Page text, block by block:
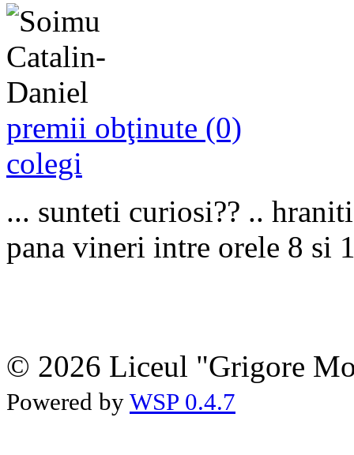
premii obţinute (0)
colegi
... sunteti curiosi?? ..
pana vineri intre orele 8 si
© 2026 Liceul "Grigore
Powered by WSP 0.4.7